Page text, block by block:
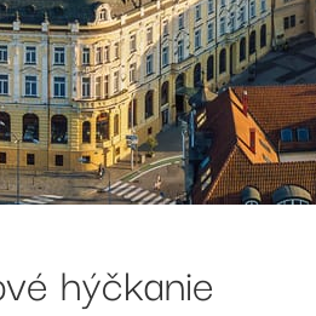
hýčkanie